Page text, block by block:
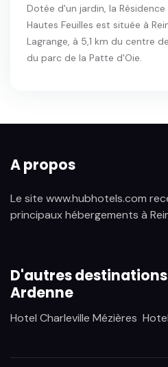
Dotée d'un jardin, la
Hautes Feuilles est située à
Lagrange, à 5,1 km du centre
du parc de la Patte d'Oie.
A propos
Le site www.hubhotels.com
principaux hébergements à
D'autres
Ardenne
Hotel Charleville Mézières